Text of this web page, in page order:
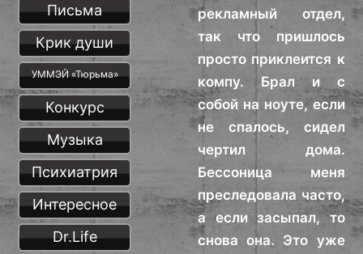
рекламный отдел,
так что пришлось
просто приклеится к
компу. Брал и с
собой на ноуте, если
не спалось, сидел
чертил дома.
Бессоница меня
преследовала часто,
а если засыпал, то
снова она. Это уже
Письма
Крик души
УММЭЙ «Тюрьма»
Конкурс
Музыка
Психиатрия
Интересное
Dr.Life